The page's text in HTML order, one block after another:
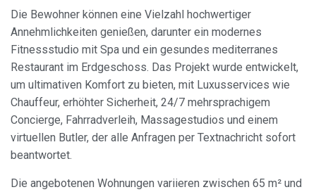
Die Bewohner können eine Vielzahl hochwertiger
Annehmlichkeiten genießen, darunter ein modernes
Fitnessstudio mit Spa und ein gesundes mediterranes
Restaurant im Erdgeschoss. Das Projekt wurde entwickelt,
um ultimativen Komfort zu bieten, mit Luxusservices wie
Chauffeur, erhöhter Sicherheit, 24/7 mehrsprachigem
Concierge, Fahrradverleih, Massagestudios und einem
virtuellen Butler, der alle Anfragen per Textnachricht sofort
beantwortet.
Die angebotenen Wohnungen variieren zwischen 65 m² und